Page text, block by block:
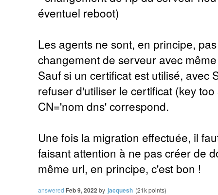
éventuel reboot)
Les agents ne sont, en principe,
changement de serveur avec
Sauf si un certificat est utilisé, avec
refuser d'utiliser le certificat (key
CN='nom dns' correspond.
Une fois la migration effectuée, il
faisant attention à ne pas créer de
même url, en principe, c'est bon !
answered Feb 9, 2022 by jacquesh (21kpoints)